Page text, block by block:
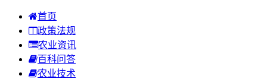
首页
政策法规
农业资讯
百科问答
农业技术